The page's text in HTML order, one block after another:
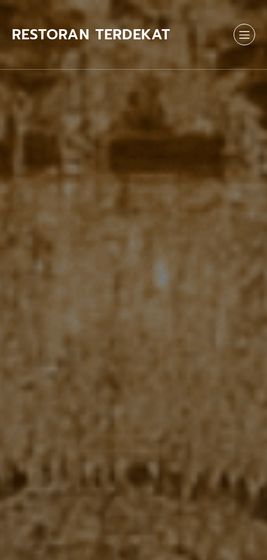
Skip
RESTORAN TERDEKAT